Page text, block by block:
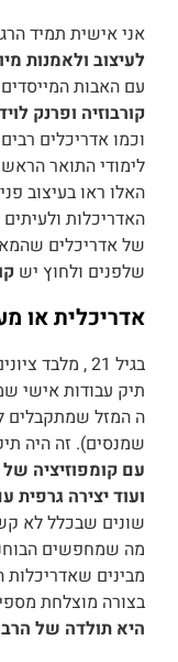
אני אישית תמיד
לעיצוב ולאמנות
עם האבות
קורבוזיה ופרנק
וכמו אדריכלים
האלו ראו בעיצוב
האדריכלות
של אדריכלים
שלפנים ולחוץ יש
אדריכלית או
בגיל 21 ,
שמנסים). זה היה
עם קומפוזיציה
ועוד יצירה גרפית
שונים שבכלל לא
מה שמחפשים
מבינים
בצורה מוצלחת
היא תולדה של